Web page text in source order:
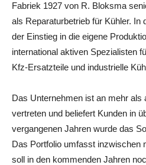
Fabriek 1927 von R. Bloksma
als Reparaturbetrieb für Kühler. In
der Einstieg in die eigene
international aktiven Spezialisten
Kfz-Ersatzteile und industrielle
Das Unternehmen ist an mehr als
vertreten und beliefert Kunden in
vergangenen Jahren wurde das
Das Portfolio umfasst inzwischen
soll in den kommenden Jahren